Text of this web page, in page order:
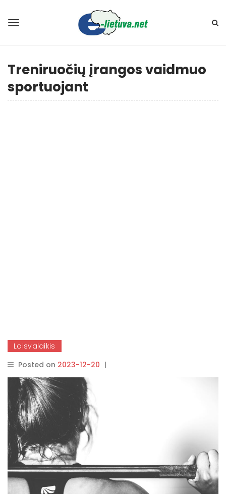
Treniruočių įrangos vaidmuo
sportuojant
Laisvalaikis
Posted on 2023-12-20 |